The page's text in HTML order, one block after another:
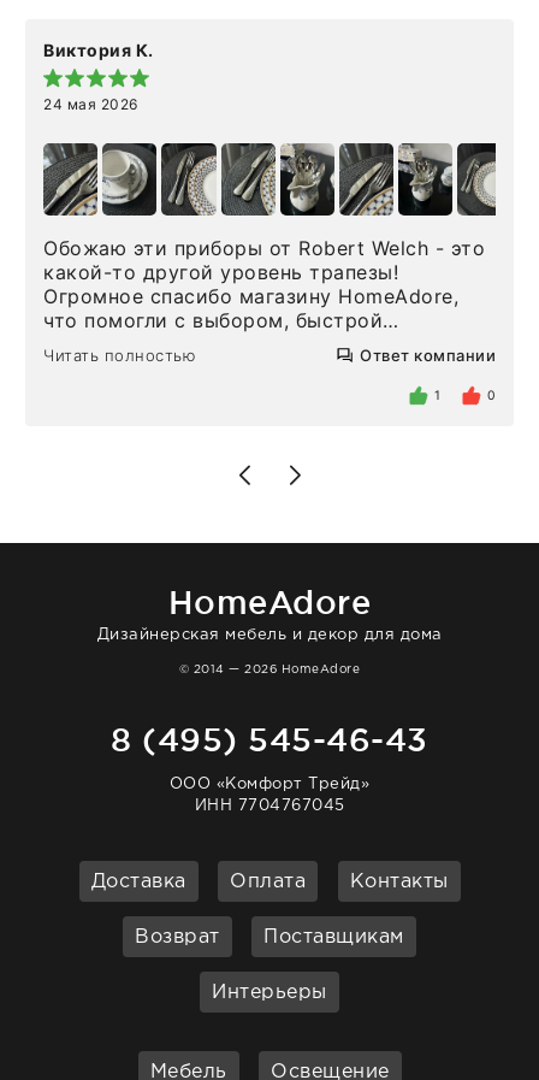
Виктория К.
24 мая 2026
Обожаю эти приборы от Robert Welch - это
какой-то другой уровень трапезы!
Огромное спасибо магазину HomeAdore,
что помогли с выбором, быстрой
доставкой и высоким сервисом. Один раз
была здесь лично, забирала чайные ложки,
внутри очень много антикварной посуды,
Позже заказывала остальные приборы -
доставили сдэком на следующий день к
отвечает очень быстро. Взаимодействием
Читать полностью Ответ компании
1 0
HomeAdore
Дизайнерская мебель и декор для дома
© 2014 — 2026 HomeAdore
8 (495) 545-46-43
ООО «Комфорт Трейд»
ИНН 7704767045
Доставка Оплата Контакты
Возврат Поставщикам
Интерьеры
Мебель Освещение